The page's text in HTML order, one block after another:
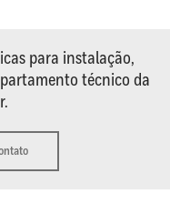
para instalação,
técnico da